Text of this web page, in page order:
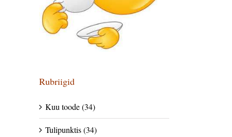
Rubriigid
Kuu toode (34)
Tulipunktis (34)